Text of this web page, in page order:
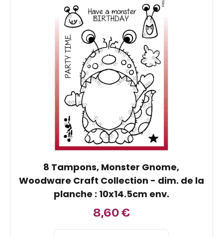
8 Tampons, Monster Gnome,
Woodware Craft Collection - dim. de la
planche : 10x14.5cm env.
8,60€